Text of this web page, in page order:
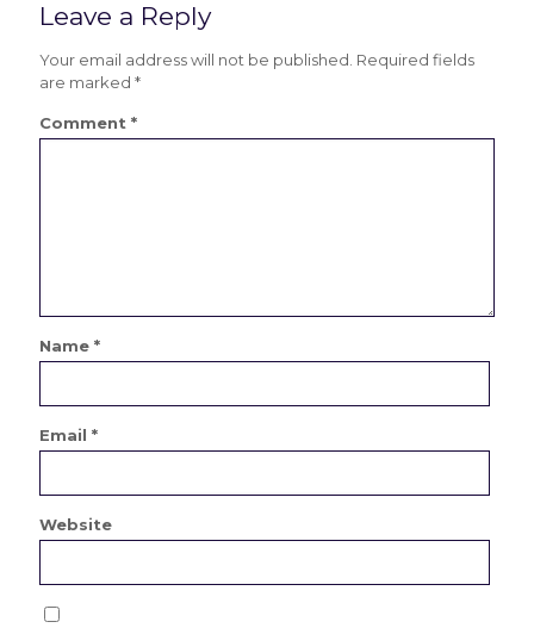
Leave a Reply
Your email address will not be published. Required fields
are marked *
Comment *
Name *
Email *
Website